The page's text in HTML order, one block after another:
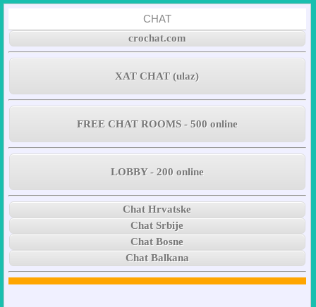
CHAT
crochat.com
XAT CHAT (ulaz)
FREE CHAT ROOMS - 500 online
LOBBY - 200 online
Chat Hrvatske
Chat Srbije
Chat Bosne
Chat Balkana